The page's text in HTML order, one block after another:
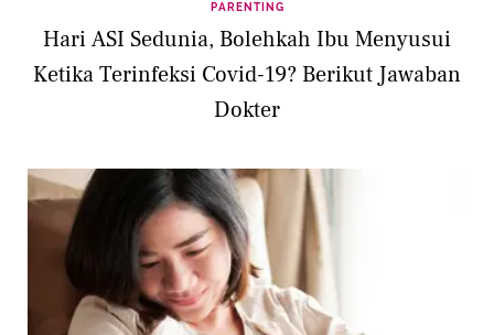
PARENTING
Hari ASI Sedunia, Bolehkah Ibu Menyusui
Ketika Terinfeksi Covid-19? Berikut Jawaban
Dokter